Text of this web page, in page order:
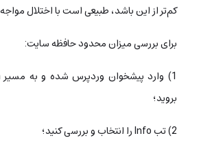
کم‌تر از این باشد، طبیعی است با اختلال
برای بررسی میزان محدود حافظه سایت:
بروید؛
2) تب Info را انتخاب و بررسی کنید؛